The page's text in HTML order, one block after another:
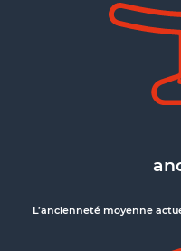
L’ancienneté moyenne